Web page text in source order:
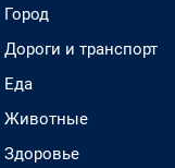
Город
Дороги и транспорт
Еда
Животные
Здоровье